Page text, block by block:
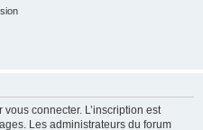
connecter. L’inscription est
Les administrateurs du forum